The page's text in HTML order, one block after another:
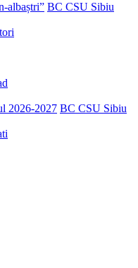
albaștri” BC CSU Sibiu
2026-2027 BC CSU Sibiu